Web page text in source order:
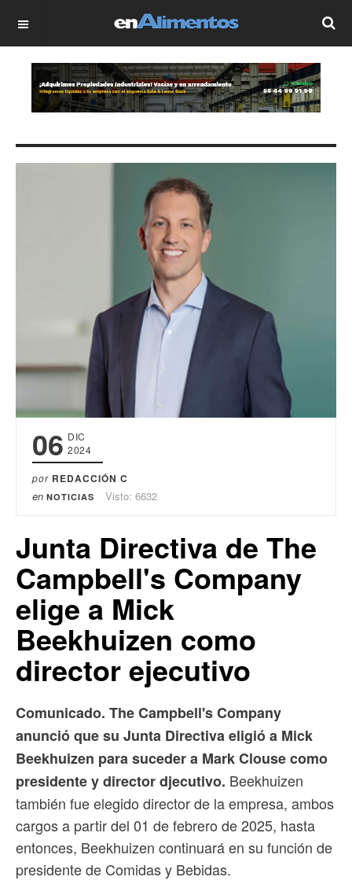
OFF CANVAS
06 DIC
2024
por REDACCIÓN C
en NOTICIAS Visto: 6632
Junta Directiva de The
Campbell's Company
elige a Mick
Beekhuizen como
director ejecutivo
Comunicado. The Campbell's Company
anunció que su Junta Directiva eligió a Mick
Beekhuizen para suceder a Mark Clouse como
presidente y director djecutivo. Beekhuizen
también fue elegido director de la empresa, ambos
cargos a partir del 01 de febrero de 2025, hasta
entonces, Beekhuizen continuará en su función de
presidente de Comidas y Bebidas.